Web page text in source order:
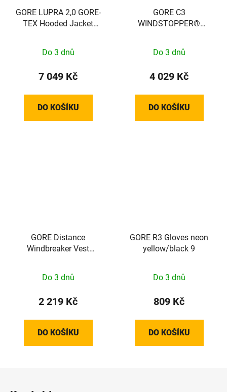
GORE LUPRA 2,0 GORE-
TEX Hooded Jacket
Do 3 dnů
7 049 Kč
DO KOŠÍKU
GORE C3
WINDSTOPPER®
Do 3 dnů
4 029 Kč
DO KOŠÍKU
GORE Distance
Windbreaker Vest
Do 3 dnů
2 219 Kč
DO KOŠÍKU
GORE R3 Gloves neon
yellow/black 9
Do 3 dnů
809 Kč
DO KOŠÍKU